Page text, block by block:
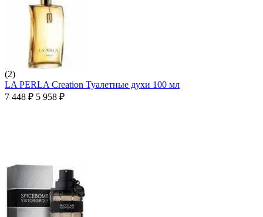
(2)
LA PERLA Creation Туалетные духи 100 мл
7 448 ₽ 5 958 ₽